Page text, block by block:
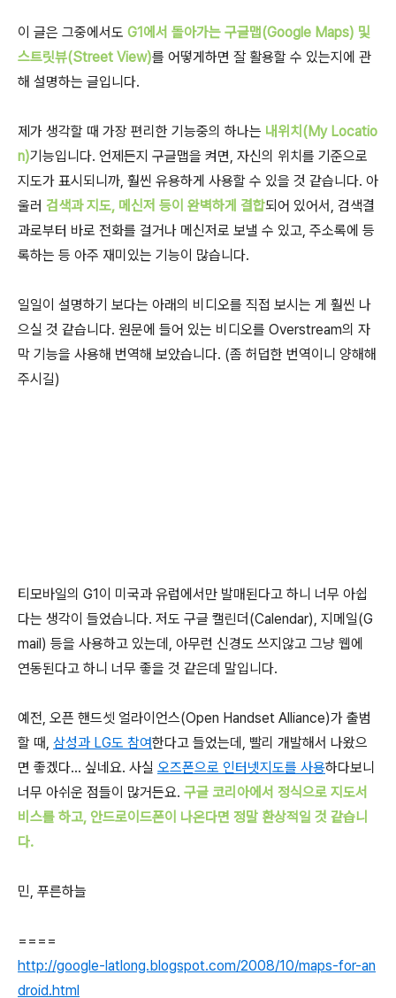
이 글은 그중에서도 G1에서 돌아가는 구글맵(Google Maps) 및
스트릿뷰(Street View)를 어떻게하면 잘 활용할 수 있는지에 관
해 설명하는 글입니다.
제가 생각할 때 가장 편리한 기능중의 하나는 내위치(My Locatio
n)기능입니다. 언제든지 구글맵을 켜면, 자신의 위치를 기준으로
지도가 표시되니까, 훨씬 유용하게 사용할 수 있을 것 같습니다. 아
울러 검색과 지도, 메신저 등이 완벽하게 결합되어 있어서, 검색결
과로부터 바로 전화를 걸거나 메신저로 보낼 수 있고, 주소록에 등
록하는 등 아주 재미있는 기능이 많습니다.
일일이 설명하기 보다는 아래의 비디오를 직접 보시는 게 훨씬 나
으실 것 같습니다. 원문에 들어 있는 비디오를 Overstream의 자
막 기능을 사용해 번역해 보았습니다. (좀 허덥한 번역이니 양해해
주시길)
티모바일의 G1이 미국과 유럽에서만 발매된다고 하니 너무 아쉽
다는 생각이 들었습니다. 저도 구글 캘린더(Calendar), 지메일(G
mail) 등을 사용하고 있는데, 아무런 신경도 쓰지않고 그냥 웹에
연동된다고 하니 너무 좋을 것 같은데 말입니다.
예전, 오픈 핸드셋 얼라이언스(Open Handset Alliance)가 출범
할 때, 삼성과 LG도 참여한다고 들었는데, 빨리 개발해서 나왔으
면 좋겠다... 싶네요. 사실 오즈폰으로 인터넷지도를 사용하다보니
너무 아쉬운 점들이 많거든요. 구글 코리아에서 정식으로 지도서
비스를 하고, 안드로이드폰이 나온다면 정말 환상적일 것 같습니
다.
민, 푸른하늘
====
http://google-latlong.blogspot.com/2008/10/maps-for-an
droid.html